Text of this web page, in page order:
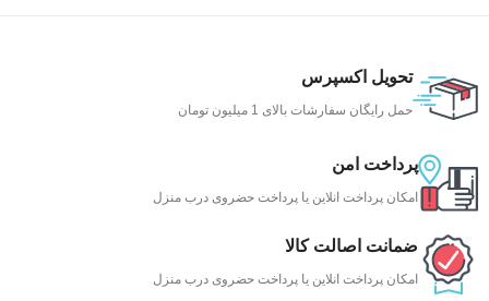
تحویل اکسپرس
حمل رایگان سفارشات بالای 1 میلیون تومان
پرداخت امن
امکان پرداخت انلاین یا پرداخت حضروی درب منزل
ضمانت اصالت کالا
امکان پرداخت انلاین یا پرداخت حضروی درب منزل